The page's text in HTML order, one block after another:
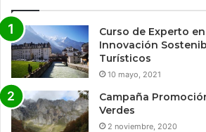
Curso de Experto
Innovación
Turísticos
10 mayo, 2021
Campaña
Verdes
2 noviembre, 2020